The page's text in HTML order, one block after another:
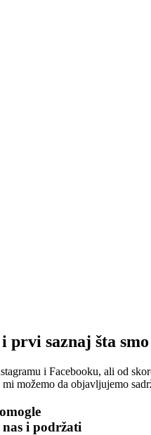
prvi saznaj šta
i Facebooku, ali od
možemo da objavljujemo
nas i podržati